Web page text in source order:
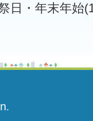
日・年末年始